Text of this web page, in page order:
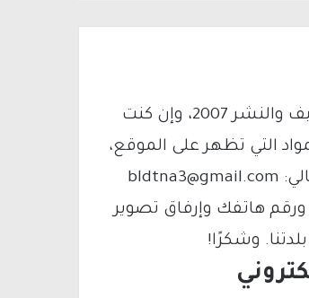
يتم الاستخدام المواد وفقًا للمادة 27 أ من قانون حقوق التأليف والنشر 2007، وإن كنت
التي تظهر على الموقع،
فيمكنك التواصل معنا عبر البريد الإلكتروني على العنوان التالي: bldtna3@gmail.com
هاتفك وإرفاق تصوير
وشكرًا!